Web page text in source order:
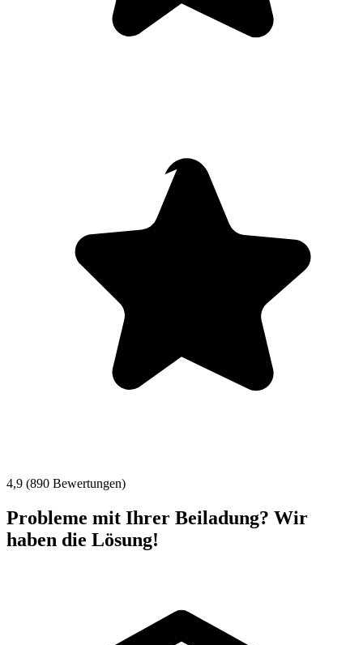
4,9 (890 Bewertungen)
Probleme mit Ihrer Beiladung? Wir
haben die Lösung!